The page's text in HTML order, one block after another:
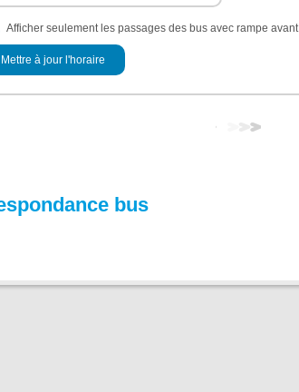
Afficher seulement les passages des bus avec rampe avant
Mettre à jour l'horaire
bus